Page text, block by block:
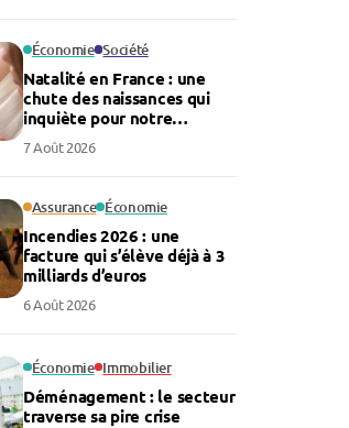
Économie Société
Natalité en France : une
chute des naissances qui
inquiète pour notre
économie
7 Août 2026
Assurance Économie
Incendies 2026 : une
facture qui s’élève déjà à 3
milliards d’euros
6 Août 2026
Économie Immobilier
Déménagement : le secteur
traverse sa pire crise